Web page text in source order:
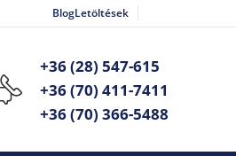
BlogLetöltések
+36 (28) 547-615
+36 (70) 411-7411
+36 (70) 366-5488